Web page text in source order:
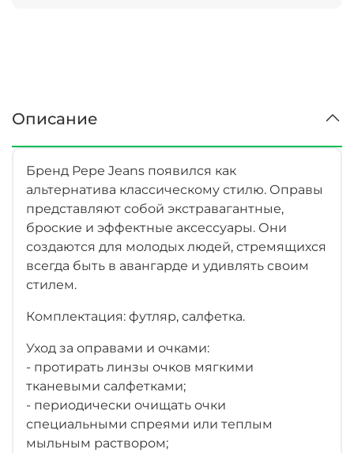
Описание
Бренд Pepe Jeans появился как
альтернатива классическому стилю. Оправы
представляют собой экстравагантные,
броские и эффектные аксессуары. Они
создаются для молодых людей, стремящихся
всегда быть в авангарде и удивлять своим
стилем.
Комплектация: футляр, салфетка.
Уход за оправами и очками:
- протирать линзы очков мягкими
тканевыми салфетками;
- периодически очищать очки
специальными спреями или теплым
мыльным раствором;